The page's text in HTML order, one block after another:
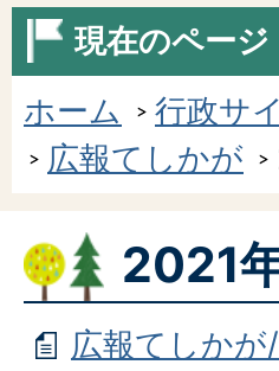
現在のページ
ホーム
行政サ
広報てしかが
2021
広報てしかが